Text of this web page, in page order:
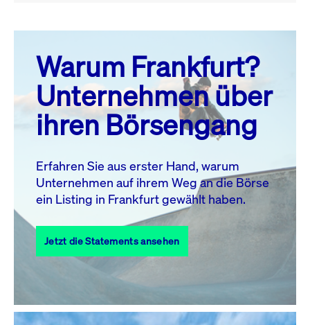
August 26
MO. DI. MI. DO. FR. SA. SO.
1
2
3
4 5 6 7 8
10 11 13 14
17
18 19 20 21 22
23
27 28
31
Alle Events
Warum Frankfurt?
Unternehmen über
ihren Börsengang
Erfahren Sie aus erster Hand, warum
Unternehmen auf ihrem Weg an die Börse
ein Listing in Frankfurt gewählt haben.
Jetzt die Statements ansehen